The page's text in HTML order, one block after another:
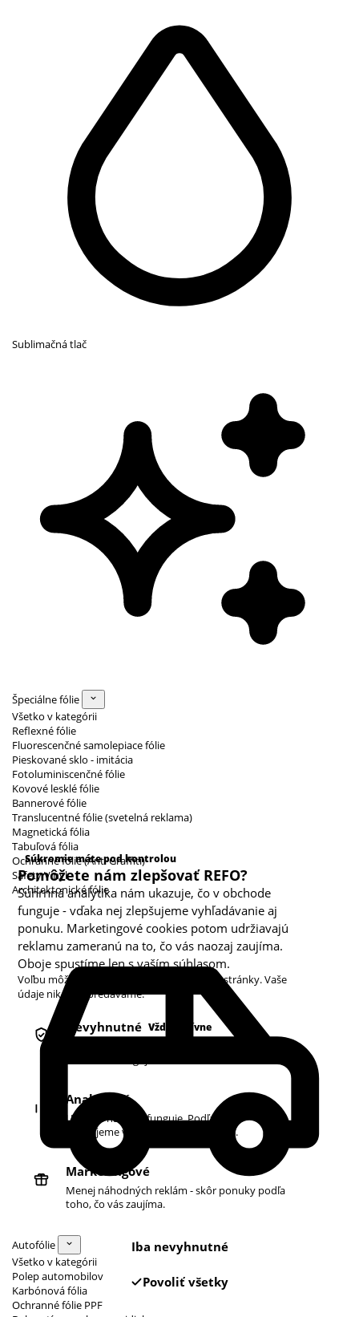
Sublimačná tlač
Špeciálne fólie
Všetko v kategórii
Reflexné fólie
Fluorescenčné samolepiace fólie
Pieskované sklo - imitácia
Fotoluminiscenčné fólie
Kovové lesklé fólie
Bannerové fólie
Translucentné fólie (svetelná reklama)
Magnetická fólia
Tabuľová fólia
Ochranné fólie (Anti Graffiti)
Safety Vinyl
Architektonické fólie
Autofólie
Všetko v kategórii
Polep automobilov
Karbónová fólia
Ochranné fólie PPF
Súkromie máte pod kontrolou
Pomôžete nám zlepšovať REFO?
Súhrnná analytika nám ukazuje, čo v obchode
funguje - vďaka nej zlepšujeme vyhľadávanie aj
ponuku. Marketingové cookies potom udržiavajú
reklamu zameranú na to, čo vás naozaj zaujíma.
Oboje spustíme len s vaším súhlasom.
Voľbu môžete kedykoľvek zmeniť v pätičke stránky. Vaše
údaje nikdy nepredávame.
Kategórie cookies
Nevyhnutné Vždy aktívne
Analytické
Ukazujú nám, čo funguje. Podľa toho
zlepšujeme vyhľadávanie aj ponuku.
Marketingové
Menej náhodných reklám - skôr ponuky podľa
toho, čo vás zaujíma.
Iba nevyhnutné
Povoliť všetky